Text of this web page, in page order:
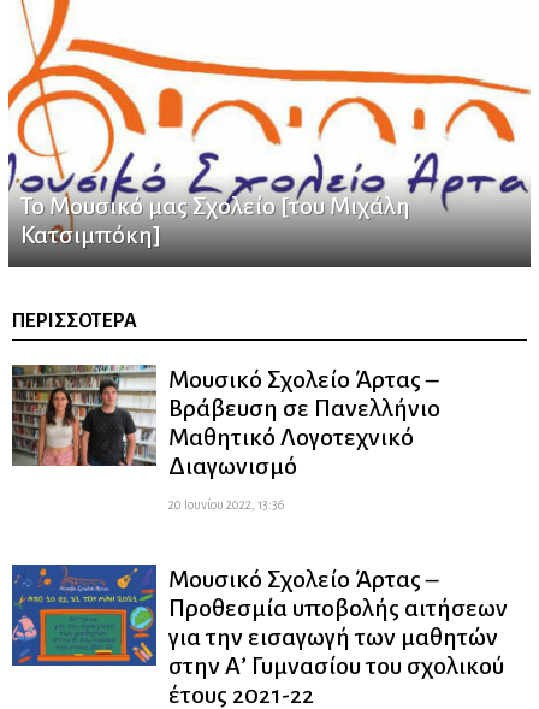
Το Μουσικό μας Σχολείο [του Μιχάλη
Κατσιμπόκη]
ΠΕΡΙΣΣΌΤΕΡΑ
Μουσικό Σχολείο Άρτας –
Βράβευση σε Πανελλήνιο
Μαθητικό Λογοτεχνικό
Διαγωνισμό
20 Ιουνίου 2022, 13:36
Μουσικό Σχολείο Άρτας –
Προθεσμία υποβολής αιτήσεων
για την εισαγωγή των μαθητών
στην Α’ Γυμνασίου του σχολικού
έτους 2021-22